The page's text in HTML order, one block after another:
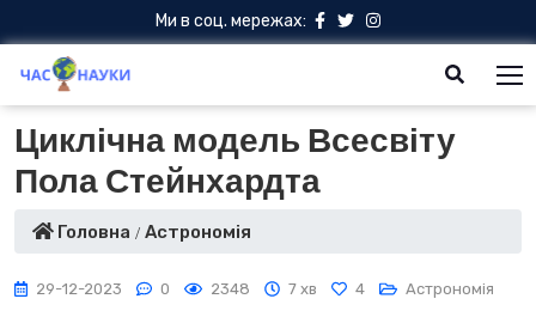
Ми в соц. мережах:
Циклічна модель Всесвіту
Пола Стейнхардта
Головна Астрономія
29-12-2023 0 2348 7 хв 4
Астрономія